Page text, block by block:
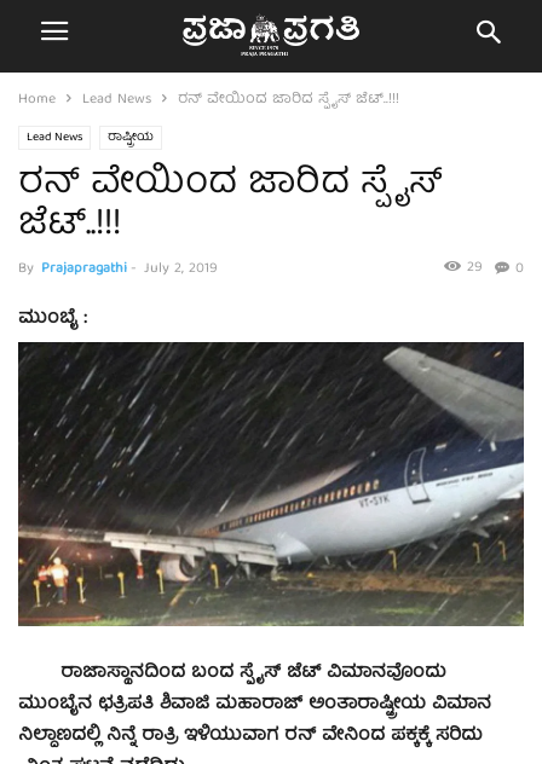
Home Lead News ರನ್ ವೇಯಿಂದ ಜಾರಿದ ಸ್ಪೈಸ್ ಜೆಟ್..!!!
Lead News ರಾಷ್ಟ್ರೀಯ
ರನ್ ವೇಯಿಂದ ಜಾರಿದ ಸ್ಪೈಸ್
ಜೆಟ್..!!!
By Prajapragathi- July 2, 2019 0
29
ಮುಂಬೈ :
ರಾಜಾಸ್ಥಾನದಿಂದ ಬಂದ ಸ್ಪೈಸ್‌ ಜೆಟ್‌ ವಿಮಾನವೊಂದು
ಮುಂಬೈನ ಛತ್ರಿಪತಿ ಶಿವಾಜಿ ಮಹಾರಾಜ್‌ ಅಂತಾರಾಷ್ಟ್ರೀಯ ವಿಮಾನ
ನಿಲ್ದಾಣದಲ್ಲಿ ನಿನ್ನೆ ರಾತ್ರಿ ಇಳಿಯುವಾಗ ರನ್‌ ವೇನಿಂದ ಪಕ್ಕಕ್ಕೆ ಸರಿದು